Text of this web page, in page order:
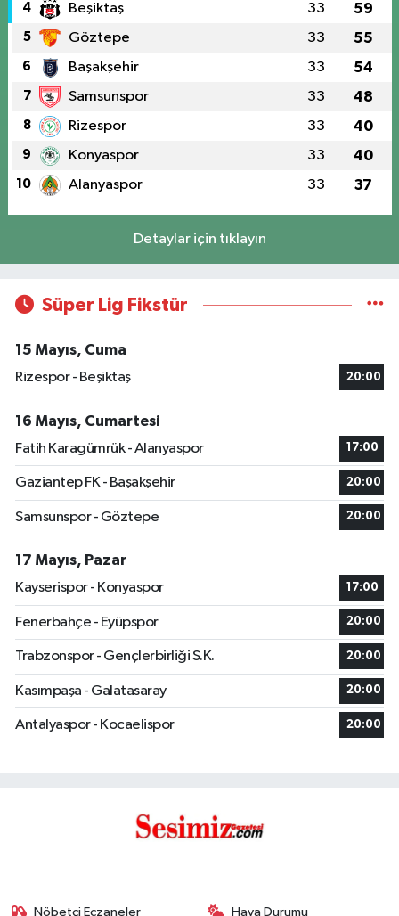
4 Beşiktaş 33 59
5 Göztepe 33 55
6 Başakşehir 33 54
7 Samsunspor 33 48
8 Rizespor 33 40
9 Konyaspor 33 40
10 Alanyaspor 33 37
Detaylar için tıklayın
Süper Lig Fikstür
15 Mayıs, Cuma
Rizespor - Beşiktaş
20:00
16 Mayıs, Cumartesi
Fatih Karagümrük - Alanyaspor
17:00
Gaziantep FK - Başakşehir 20:00
Samsunspor - Göztepe 20:00
17 Mayıs, Pazar
Kayserispor - Konyaspor
17:00
Fenerbahçe - Eyüpspor 20:00
Trabzonspor - Gençlerbirliği S.K. 20:00
Kasımpaşa - Galatasaray 20:00
Antalyaspor - Kocaelispor 20:00
Nöbetçi Eczaneler Hava Durumu